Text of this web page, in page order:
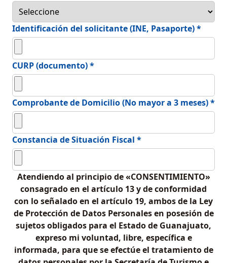
Identificación del solicitante (INE, Pasaporte) *
CURP (documento) *
Comprobante de Domicilio (No mayor a 3 meses) *
Constancia de Situación Fiscal *
Atendiendo al principio de «CONSENTIMIENTO»
consagrado en el artículo 13 y de conformidad
con lo señalado en el artículo 19, ambos de la Ley
de Protección de Datos Personales en posesión de
sujetos obligados para el Estado de Guanajuato,
expreso mi voluntad, libre, específica e
informada, para que se efectúe el tratamiento de